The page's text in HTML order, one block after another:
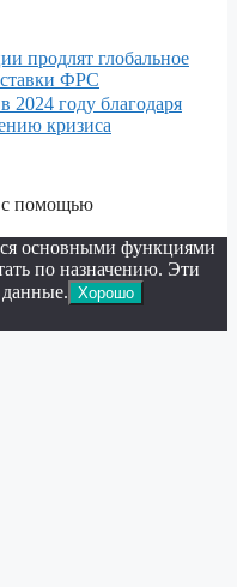
продлят глобальное
ставки ФРС
2024 году благодаря
кризиса
с помощью
основными функциями
по назначению. Эти
Хорошо